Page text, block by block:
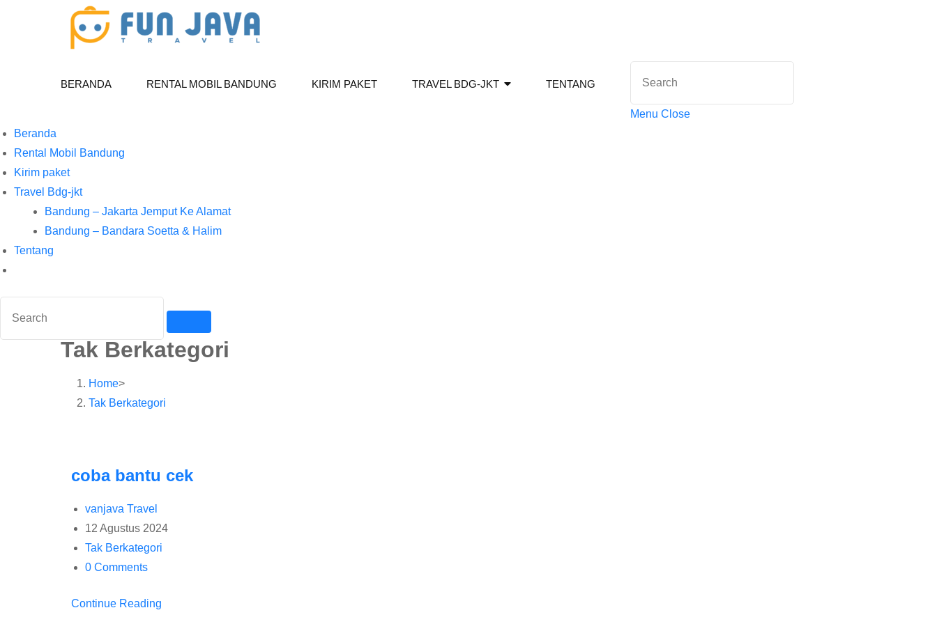
BERANDA RENTAL MOBIL BANDUNG KIRIM PAKET TRAVEL BDG-JKT TENTANG
Menu Close
Beranda
Rental Mobil Bandung
Kirim paket
Travel Bdg-jkt
Bandung – Jakarta Jemput Ke Alamat
Bandung – Bandara Soetta & Halim
Tentang
Tak Berkategori
Home>
Tak Berkategori
coba bantu cek
vanjava Travel
12 Agustus 2024
Tak Berkategori
0 Comments
Continue Reading